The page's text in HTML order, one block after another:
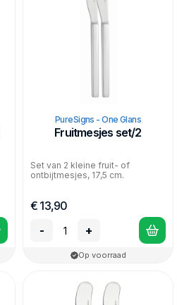
PureSigns - One Glans
Fruitmesjes set/2
Set van 2 kleine fruit- of
ontbijtmesjes, 17,5 cm.
€ 13,90
-
+
Op voorraad